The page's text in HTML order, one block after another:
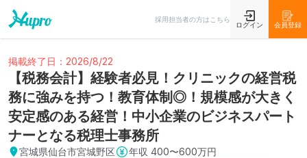
採用担当者の方はこちら
ログイン 会員登録
掲載終了日：2026/8/22
【税務会計】経験者必見！クリニックの経営税
務に強みを持つ！教育体制◎！規模感が大きく
安定感のある経営！中小企業のビジネスパート
ナーとなる税理士事務所
宮城県仙台市宮城野区 年収 400〜600万円